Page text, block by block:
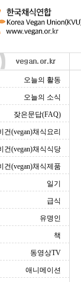
오늘의 활동
오늘의 소식
잦은문답(FAQ)
건(vegan)채식요리
건(vegan)채식식당
건(vegan)채식제품
일기
급식
유명인
책
동영상TV
애니메이션